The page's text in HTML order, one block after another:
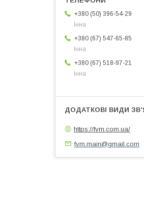
+380 (50) 396-54-29
Інна
+380 (67) 547-65-85
Інна
+380 (67) 518-97-21
Інна
https://fvm.com.ua/
fvm.main@gmail.com